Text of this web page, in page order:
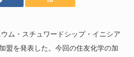
ム・スチュワードシップ・イニシア
盟を発表した。今回の住友化学の加